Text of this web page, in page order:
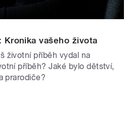
Kronika vašeho života
životní příběh vydal na
příběh? Jaké bylo dětství,
prarodiče?